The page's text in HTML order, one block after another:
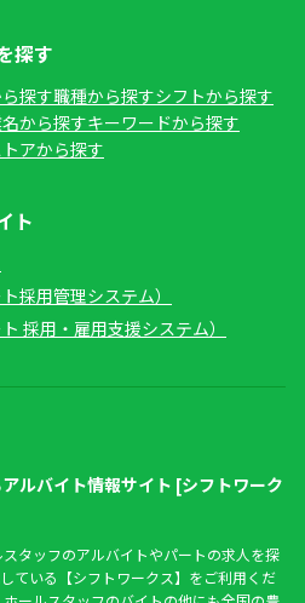
探す
探す職種から探すシフトから探す
から探すキーワードから探す
アから探す
ト
採用管理システム）
採用・雇用支援システム）
ルバイト情報サイト [シフトワーク
タッフのアルバイトやパートの求人を探
ている【シフトワークス】をご利用くだ